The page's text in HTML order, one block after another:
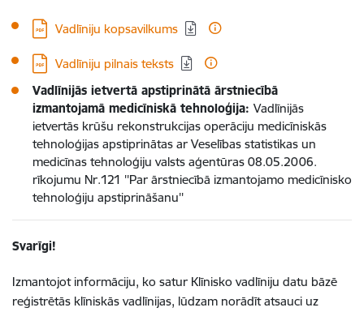
Lejupielādēt:
Vadlīniju kopsavilkums
Lejupielādēt:
Vadlīniju pilnais teksts
Vadlīnijās ietvertā apstiprinātā ārstniecībā
izmantojamā medicīniskā tehnoloģija: Vadlīnijās
ietvertās krūšu rekonstrukcijas operāciju medicīniskās
tehnoloģijas apstiprinātas ar Veselības statistikas un
medicīnas tehnoloģiju valsts aģentūras 08.05.2006.
rīkojumu Nr.121 ''Par ārstniecībā izmantojamo medicīnisko
tehnoloģiju apstiprināšanu''
Svarīgi!
Izmantojot informāciju, ko satur Klīnisko vadlīniju datu bāzē
reģistrētās klīniskās vadlīnijas, lūdzam norādīt atsauci uz